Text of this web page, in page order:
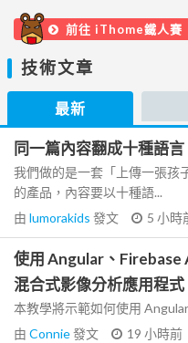
前往 iThome鐵人賽
技術文章
最新
同一篇內容翻成十種語
我們做的是一套「上傳一張孩
的產品，內容要以十種語...
由 lumorakids 發文 5 小時
使用 Angular、Firebase
混合式影像分析應用程式
本教學將示範如何使用
由 Connie發文 19 小時前